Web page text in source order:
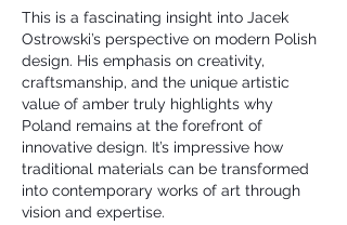
This is a fascinating insight into Jacek
Ostrowski’s perspective on modern Polish
design. His emphasis on creativity,
craftsmanship, and the unique artistic
value of amber truly highlights why
Poland remains at the forefront of
innovative design. It’s impressive how
traditional materials can be transformed
into contemporary works of art through
vision and expertise.